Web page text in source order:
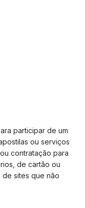
participar de um
ou serviços
contratação para
de cartão ou
sites que não